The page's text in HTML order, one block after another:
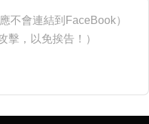
不會連結到FaceBook）
擊，以免挨告！）